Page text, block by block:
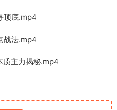
顶底.mp4
战法.mp4
质主力揭秘.mp4